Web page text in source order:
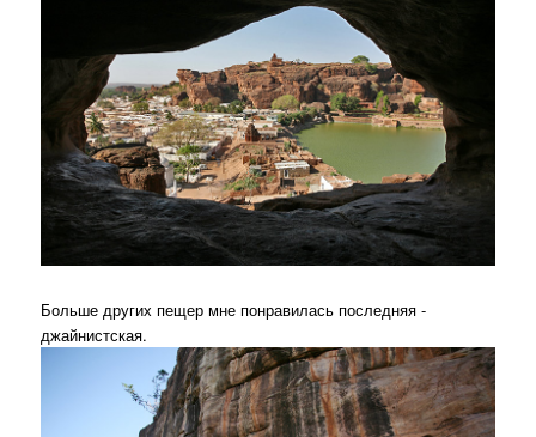
Больше других пещер мне понравилась последняя -
джайнистская.